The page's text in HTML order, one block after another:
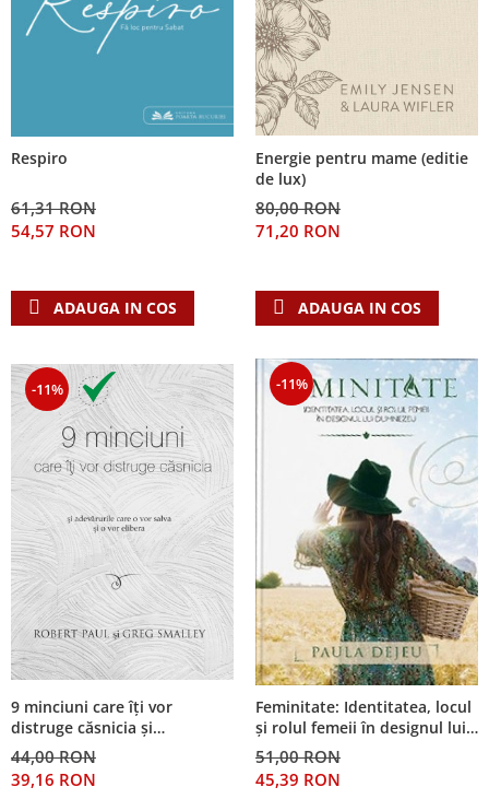
Respiro
61,31 RON
54,57 RON
ADAUGA IN COS
Energie pentru mame (editie
de lux)
80,00 RON
71,20 RON
ADAUGA IN COS
-11%
9 minciuni care îți vor
distruge căsnicia și
adevărurile care o vor salva și
o vor elibera
44,00 RON
39,16 RON
-11%
Feminitate: Identitatea, locul
și rolul femeii în designul lui
Dumnezeu
51,00 RON
45,39 RON